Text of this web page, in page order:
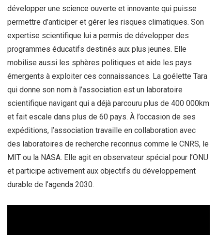
développer une science ouverte et innovante qui puisse
permettre d’anticiper et gérer les risques climatiques. Son
expertise scientifique lui a permis de développer des
programmes éducatifs destinés aux plus jeunes. Elle
mobilise aussi les sphères politiques et aide les pays
émergents à exploiter ces connaissances. La goélette Tara
qui donne son nom à l’association est un laboratoire
scientifique navigant qui a déjà parcouru plus de 400 000km
et fait escale dans plus de 60 pays. À l’occasion de ses
expéditions, l’association travaille en collaboration avec
des laboratoires de recherche reconnus comme le CNRS, le
MIT ou la NASA. Elle agit en observateur spécial pour l’ONU
et participe activement aux objectifs du développement
durable de l’agenda 2030.